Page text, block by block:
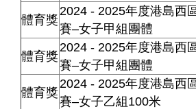
體育獎
2024 - 2025年度港島西
賽–女子甲組團體
體育獎
2024 - 2025年度港島西
賽–女子甲組團體
體育獎
2024 - 2025年度港島西
賽–女子乙組100米